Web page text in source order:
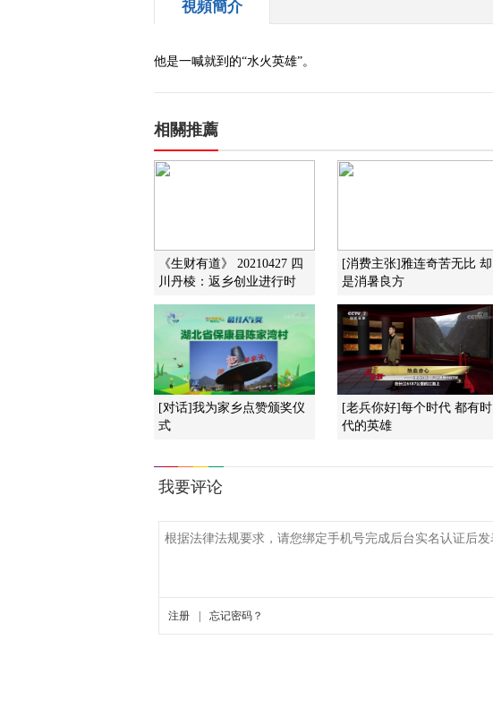
視頻簡介
他是一喊就到的“水火英雄”。
相關推薦
《生财有道》 20210427 四
川丹棱：返乡创业进行时
[消费主张]雅连奇苦无比 却
是消暑良方
[对话]我为家乡点赞颁奖仪
式
[老兵你好]每个时代 都有时
代的英雄